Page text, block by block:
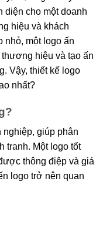
diện cho một doanh
hiệu và khách
nhỏ, một logo ấn
hiệu và tạo ấn
Vậy, thiết kế logo
nhất?
nghiệp, giúp phân
tranh. Một logo tốt
thông điệp và giá
logo trở nên quan